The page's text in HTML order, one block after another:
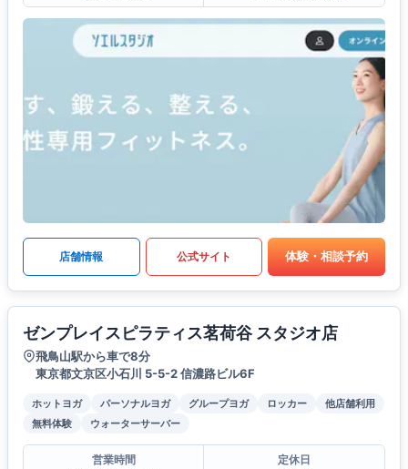
店舗情報 公式サイト 体験・相談予約
ゼンプレイスピラティス茗荷谷 スタジオ店
飛鳥山駅から車で8分
東京都文京区小石川 5-5-2 信濃路ビル6F
ホットヨガ パーソナルヨガ グループヨガ ロッカー
他店舗利用
無料体験
ウォーターサーバー
営業時間
定休日